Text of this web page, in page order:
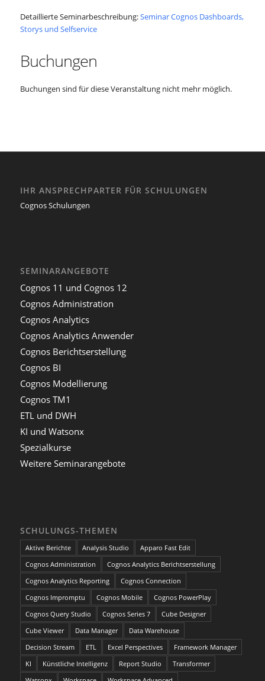
Detaillierte Seminarbeschreibung:Seminar Cognos Dashboards,
Storys und Selfservice
Buchungen
Buchungen sind für diese Veranstaltung nicht mehr möglich.
IHR ANSPRECHPARTER FÜR SCHULUNGEN
Cognos Schulungen
SEMINARANGEBOTE
Cognos 11 und Cognos 12
Cognos Administration
Cognos Analytics
Cognos Analytics Anwender
Cognos Berichtserstellung
Cognos BI
Cognos Modellierung
Cognos TM1
ETL und DWH
KI und Watsonx
Spezialkurse
Weitere Seminarangebote
SCHULUNGS-THEMEN
Aktive Berichte Analysis Studio
Apparo Fast Edit
Cognos Administration
Cognos Analytics Berichtserstellung
Cognos Analytics Reporting
Cognos Connection
Cognos Impromptu
Cognos Mobile
Cognos PowerPlay
Cognos Query Studio
Cognos Series 7
Cube Designer
Cube Viewer
Data Manager
Data Warehouse
Decision Stream
ETL Excel Perspectives
Framework Manager
KI
Künstliche Intelligenz Report Studio
Transformer